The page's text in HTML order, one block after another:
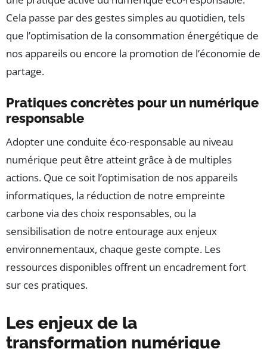
Cela passe par des gestes simples au quotidien, tels
que l’optimisation de la consommation énergétique de
nos appareils ou encore la promotion de l’économie de
partage.
Pratiques concrètes pour un numérique
responsable
Adopter une conduite éco-responsable au niveau
numérique peut être atteint grâce à de multiples
actions. Que ce soit l’optimisation de nos appareils
informatiques, la réduction de notre empreinte
carbone via des choix responsables, ou la
sensibilisation de notre entourage aux enjeux
environnementaux, chaque geste compte. Les
ressources disponibles offrent un encadrement fort
sur ces pratiques.
Les enjeux de la
transformation numérique